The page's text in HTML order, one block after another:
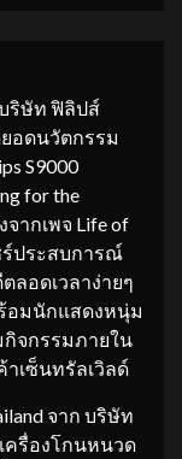
ริษัท ฟิลิปส์
ยอดนวัตกรรม
S9000
for the
ากเพจ Life of
ร์ประสบการณ์
ลอดเวลาง่ายๆ
อมนักแสดงหนุ่ม
กิจกรรมภายใน
าเซ็นทรัลเวิลด์
จาก บริษัท
ครื่องโกนหนวด